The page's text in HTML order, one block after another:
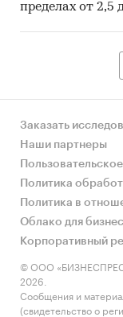
пределах от 2,5
Заказать
Наши партнеры
Политика
Политика в
Облако для
Корпоративный
© ООО
2026.
Сообщения и
(свидетельство о